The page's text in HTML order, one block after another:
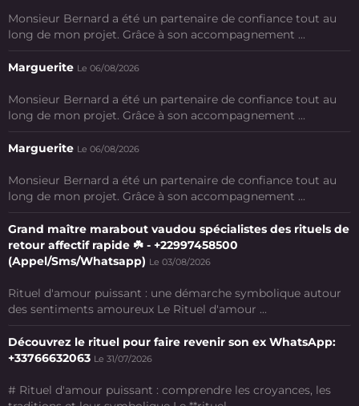
Monsieur Bernard a été un partenaire de confiance tout au
long de mon projet. Grâce à son accompagnement ...
Marguerite Le 06/08/2026
Monsieur Bernard a été un partenaire de confiance tout au
long de mon projet. Grâce à son accompagnement ...
Marguerite Le 06/08/2026
Monsieur Bernard a été un partenaire de confiance tout au
long de mon projet. Grâce à son accompagnement ...
Grand maître marabout vaudou spécialistes des rituels de
retour affectif rapide ☘️ - +22997458500
(Appel/Sms/Whatsapp) Le 03/08/2026
Rituel d'amour puissant : une démarche symbolique autour
des sentiments amoureux Le Rituel d'amour ...
Découvrez le rituel pour faire revenir son ex WhatsApp:
+33766632063 Le 31/07/2026
# Rituel d'amour puissant : comprendre les croyances, les